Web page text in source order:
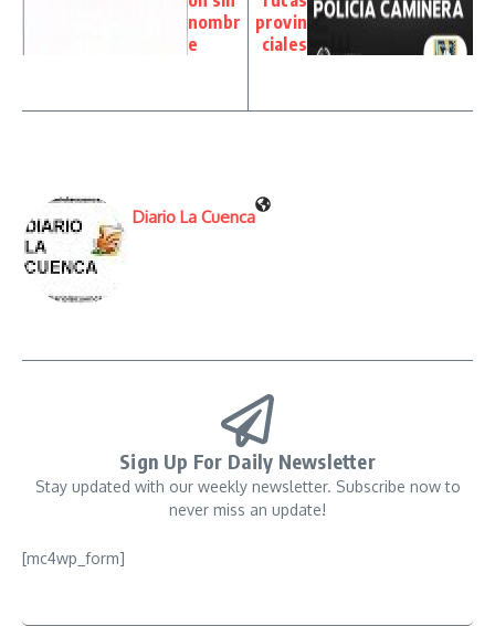
nombr
e
provin
ciales
Diario La Cuenca
Sign Up For Daily Newsletter
Stay updated with our weekly newsletter. Subscribe now to
never miss an update!
[mc4wp_form]